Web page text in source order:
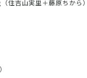
住吉山実里＋藤原ちから）